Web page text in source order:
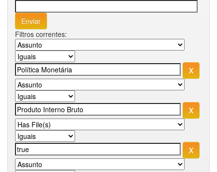
Filtros correntes: